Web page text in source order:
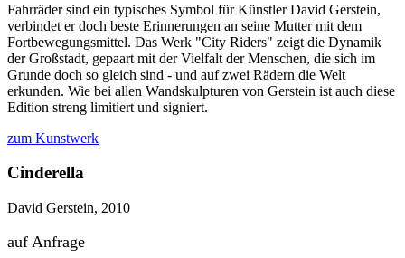
Fahrräder sind ein typisches Symbol für Künstler David Gerstein,
verbindet er doch beste Erinnerungen an seine Mutter mit dem
Fortbewegungsmittel. Das Werk "City Riders" zeigt die Dynamik
der Großstadt, gepaart mit der Vielfalt der Menschen, die sich im
Grunde doch so gleich sind - und auf zwei Rädern die Welt
erkunden. Wie bei allen Wandskulpturen von Gerstein ist auch diese
Edition streng limitiert und signiert.
zum Kunstwerk
Cinderella
David Gerstein, 2010
auf Anfrage